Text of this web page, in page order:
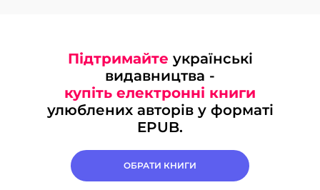
Підтримайте українські
видавництва -
купіть електронні книги
улюблених авторів у форматі
EPUB.
ОБРАТИ КНИГИ